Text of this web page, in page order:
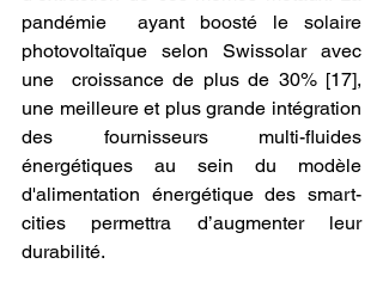
pandémie  ayant boosté le solaire
photovoltaïque selon Swissolar avec
une  croissance de plus de 30% [17],
une meilleure et plus grande intégration
des fournisseurs multi-fluides
énergétiques au sein du modèle
d'alimentation énergétique des smart-
cities permettra d’augmenter leur
durabilité.